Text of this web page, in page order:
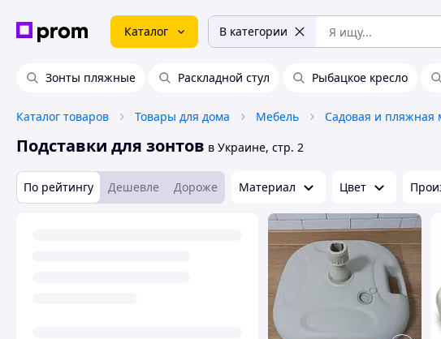
Каталог В категории
Зонты пляжные Раскладной стул Рыбацкое кресло
Каталог товаров Товары для дома Мебель Садовая и пляжная
Подставки для зонтов в Украине, стр. 2
По рейтингу Дешевле Дороже Материал Цвет